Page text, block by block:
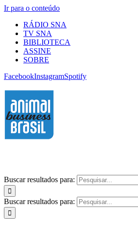
Ir para o conteúdo
RÁDIO SNA
TV SNA
BIBLIOTECA
ASSINE
SOBRE
FacebookInstagramSpotify
Buscar resultados para:
Buscar resultados para: